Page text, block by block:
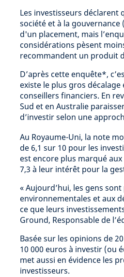
Les investisseurs déclarent
société et à la
d'un placement, mais
considérations pèsent
recommandent un produit
D’après cette enquête*,
existe le plus gros
conseillers financiers. En
Sud et en Australie
d’investir selon une
Au Royaume-Uni, la note
de 6,1 sur 10 pour les
est encore plus marqué
7,3 à leur intérêt pour la
« Aujourd’hui, les gens
environnementales et aux
ce que leurs
Ground, Responsable de
Basée sur les opinions de
10 000 euros à investir (ou
met aussi en évidence les
investisseurs.